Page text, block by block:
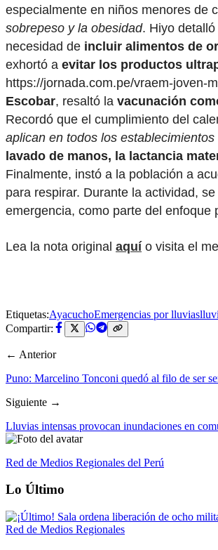
especialmente en niños menores de
sobrepeso y la obesidad. Hiyo
necesidad de incluir alimentos de
exhortó a evitar los productos
https://jornada.com.pe/vraem-joven-
Escobar, resaltó la vacunación
Recordó que el cumplimiento del
aplican en todos los establecimientos
lavado de manos, la lactancia
Finalmente, instó a la población a
para respirar. Durante la actividad,
emergencia, como parte del enfoque
Lea la nota original aquío visita el
Etiquetas:AyacuchoEmergencias por lluvias
Compartir:
← Anterior
Puno: Marcelino Tonconi quedó al filo de ser
Siguiente →
Lluvias intensas provocan inundaciones en
Red de Medios Regionales del Perú
Lo Último
Red de Medios Regionales